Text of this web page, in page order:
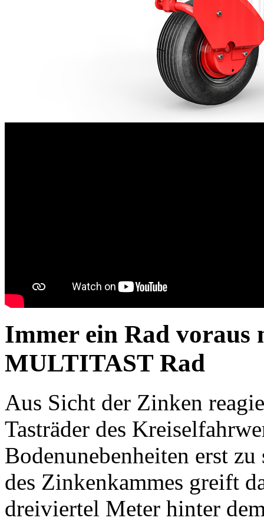
Immer ein Rad
MULTITAST Rad
Aus Sicht der Zinken
Tasträder des
Bodenunebenheiten erst
des Zinkenkammes greift
dreiviertel Meter hinter